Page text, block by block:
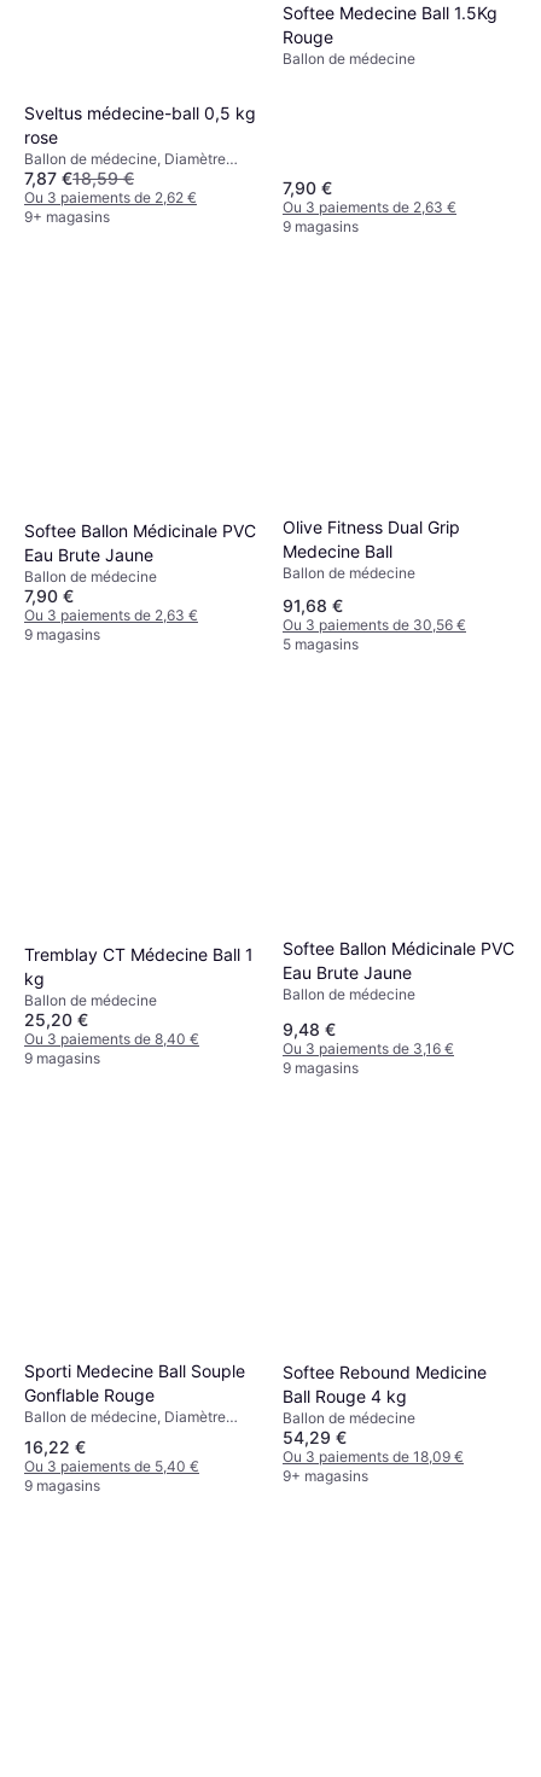
Sveltus médecine-ball 0,5 kg
rose
Ballon de médecine, Diamètre
10cm
7,87 €18,59 €
Ou 3 paiements de 2,62 €
9+ magasins
Softee Medecine Ball 1.5Kg
Rouge
Ballon de médecine
7,90 €
Ou 3 paiements de 2,63 €
9 magasins
Softee Ballon Médicinale PVC
Eau Brute Jaune
Ballon de médecine
7,90 €
Ou 3 paiements de 2,63 €
9 magasins
Olive Fitness Dual Grip
Medecine Ball
Ballon de médecine
91,68 €
Ou 3 paiements de 30,56 €
5 magasins
Tremblay CT Médecine Ball 1
kg
Ballon de médecine
25,20 €
Ou 3 paiements de 8,40 €
9 magasins
Softee Ballon Médicinale PVC
Eau Brute Jaune
Ballon de médecine
9,48 €
Ou 3 paiements de 3,16 €
9 magasins
Sporti Medecine Ball Souple
Gonflable Rouge
Ballon de médecine, Diamètre
16,22 €
Ou 3 paiements de 5,40 €
9 magasins
Softee Rebound Medicine
Ball Rouge 4 kg
Ballon de médecine
54,29 €
Ou 3 paiements de 18,09 €
9+ magasins